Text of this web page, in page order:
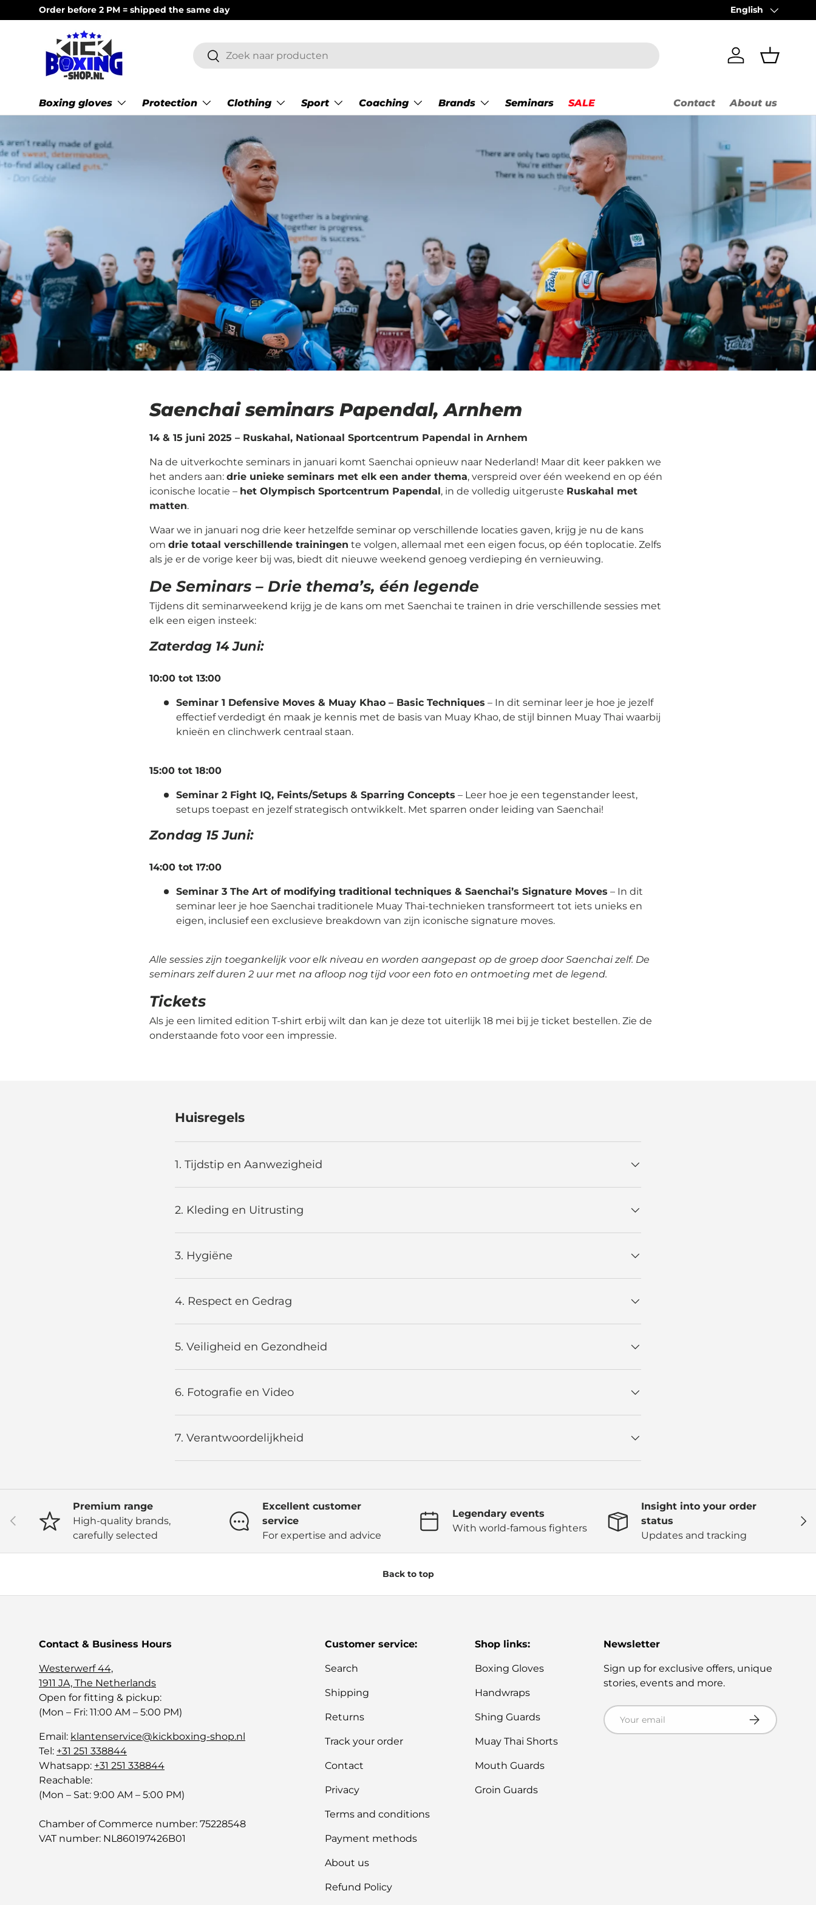
Skip to content
Order before 2 PM = shipped the same day Language
English
Search
Search
Log in Basket
Boxing gloves Protection Clothing Sport Coaching Brands Seminars SALE Contact About us
Saenchai seminars Papendal, Arnhem
14 & 15 juni 2025 – Ruskahal, Nationaal Sportcentrum Papendal in Arnhem
Na de uitverkochte seminars in januari komt Saenchai opnieuw naar Nederland! Maar dit keer pakken we
het anders aan:drie unieke seminars met elk een ander thema, verspreid over één weekend en op één
iconische locatie – het Olympisch Sportcentrum Papendal, in de volledig uitgeruste Ruskahal met
matten.
Waar we in januari nog drie keer hetzelfde seminar op verschillende locaties gaven, krijg je nu de kans
omdrie totaal verschillende trainingen te volgen, allemaal met een eigen focus, op één toplocatie. Zelfs
als je er de vorige keer bij was, biedt dit nieuwe weekend genoeg verdieping én vernieuwing.
De Seminars – Drie thema’s, één legende
Tijdens dit seminarweekend krijg je de kans om met Saenchai te trainen in drie verschillende sessies met
elk een eigen insteek:
Zaterdag 14 Juni:
10:00 tot 13:00
Seminar 1 Defensive Moves & Muay Khao – Basic Techniques – In dit seminar leer je hoe je jezelf
effectief verdedigt én maak je kennis met de basis van Muay Khao, de stijl binnen Muay Thai waarbij
knieën en clinchwerk centraal staan.
15:00 tot 18:00
Seminar 2 Fight IQ, Feints/Setups & Sparring Concepts – Leer hoe je een tegenstander leest,
setups toepast en jezelf strategisch ontwikkelt. Met sparren onder leiding van Saenchai!
Zondag 15 Juni:
14:00 tot 17:00
Seminar 3 The Art of modifying traditional techniques & Saenchai’s Signature Moves – In dit
seminar leer je hoe Saenchai traditionele Muay Thai-technieken transformeert tot iets unieks en
eigen, inclusief een exclusieve breakdown van zijn iconische signature moves.
Alle sessies zijn toegankelijk voor elk niveau en worden aangepast op de groep door Saenchai zelf. De
seminars zelf duren 2 uur met na afloop nog tijd voor een foto en ontmoeting met de legend.
Tickets
Als je een limited edition T-shirt erbij wilt dan kan je deze tot uiterlijk 18 mei bij je ticket bestellen. Zie de
onderstaande foto voor een impressie.
Huisregels
1. Tijdstip en Aanwezigheid
2. Kleding en Uitrusting
3. Hygiëne
4. Respect en Gedrag
5. Veiligheid en Gezondheid
6. Fotografie en Video
7. Verantwoordelijkheid
Previous Next
Premium range
High-quality brands,
carefully selected
Excellent customer
service
For expertise and advice
Legendary events
With world-famous fighters
Insight into your order
status
Updates and tracking
Back to top
Contact & Business Hours
Westerwerf 44,
1911 JA, The Netherlands
Open for fitting & pickup:
(Mon – Fri: 11:00 AM – 5:00 PM)
Email: klantenservice@kickboxing-shop.nl
Tel: +31 251 338844
Whatsapp: +31 251 338844
Reachable:
(Mon – Sat: 9:00 AM – 5:00 PM)
Chamber of Commerce number: 75228548
VAT number: NL860197426B01
Customer service:
Search
Shipping
Returns
Track your order
Contact
Privacy
Terms and conditions
Payment methods
About us
Refund Policy
Shop links:
Boxing Gloves
Handwraps
Shing Guards
Muay Thai Shorts
Mouth Guards
Groin Guards
Newsletter
Sign up for exclusive offers, unique
stories, events and more.
Email Subscribe